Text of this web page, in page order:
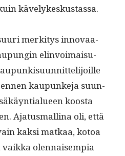
kävelykeskustassa.
merk­i­tys inno­vaa­
elin­voimaisu­
kaupunke­ja suun­
koos­ta
Aja­tus­mal­li­na oli, että
kak­si matkaa, kotoa
olen­naisem­pia